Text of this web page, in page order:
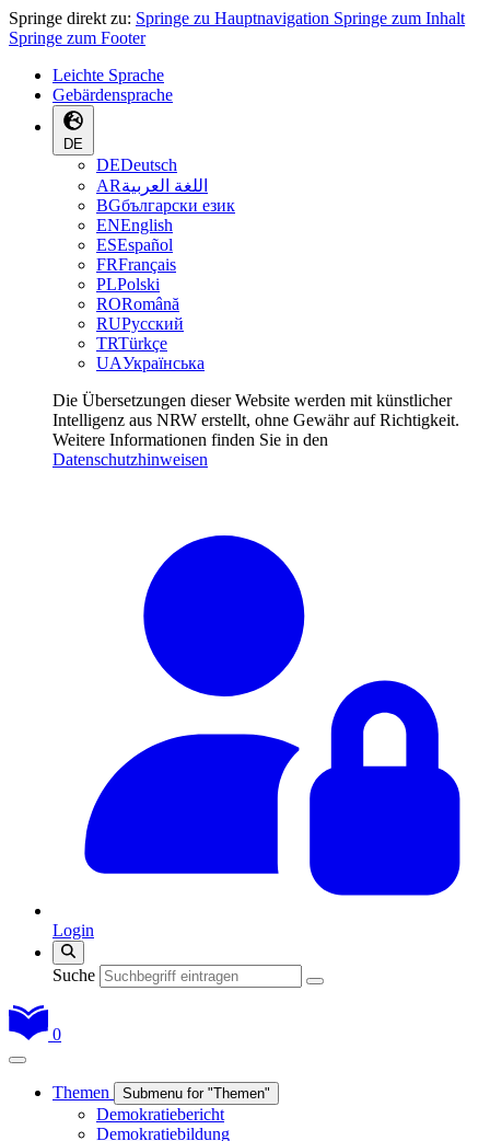
Springe direkt zu: Springe zu Hauptnavigation Springe zum Inhalt
Springe zum Footer
Leichte Sprache
Gebärdensprache
DE
DEDeutsch
ARاللغة العربية
BGбългарски език
ENEnglish
ESEspañol
FRFrançais
PLPolski
RORomână
RUРусский
TRTürkçe
UAУкраїнська
Die Übersetzungen dieser Website werden mit künstlicher
Intelligenz aus NRW erstellt, ohne Gewähr auf Richtigkeit.
Weitere Informationen finden Sie in den
Datenschutzhinweisen
Login
Suche
0
Themen Submenu for "Themen"
Demokratiebericht
Demokratiebildung